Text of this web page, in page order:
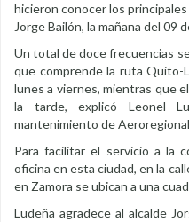
hicieron conocer los
Jorge Bailón, la mañana del 09
Un total de doce frecuencias
que comprende la ruta Quito-
lunes a viernes, mientras que
la tarde, explicó Leonel
mantenimiento de
Para facilitar el servicio a la
oficina en esta ciudad, en la
en Zamora se ubican a una
Ludeña agradece al alcalde